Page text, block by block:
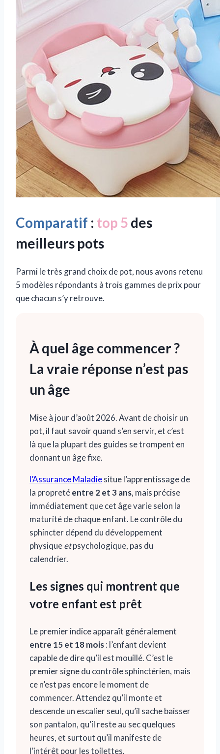
Comparatif : top 5 des
meilleurs pots
Parmi le très grand choix de pot, nous avons retenu
5 modèles répondants à trois gammes de prix pour
que chacun s’y retrouve.
À quel âge commencer ?
La vraie réponse n’est pas
un âge
Mise à jour d’août 2026. Avant de choisir un
pot, il faut savoir quand s’en servir, et c’est
là que la plupart des guides se trompent en
donnant un âge fixe.
l’Assurance Maladiesitue l’apprentissage de
la propretéentre 2 et 3 ans, mais précise
immédiatement que cet âge varie selon la
maturité de chaque enfant. Le contrôle du
sphincter dépend du développement
physiqueetpsychologique, pas du
calendrier.
Les signes qui montrent que
votre enfant est prêt
Le premier indice apparaît généralement
entre 15 et 18 mois: l’enfant devient
capable de dire qu’il est mouillé. C’est le
premier signe du contrôle sphinctérien, mais
ce n’est pas encore le moment de
commencer. Attendez qu’il monte et
descende un escalier seul, qu’il sache baisser
son pantalon, qu’il reste au sec quelques
heures, et surtout qu’il manifeste de
l’intérêt pour les toilettes.